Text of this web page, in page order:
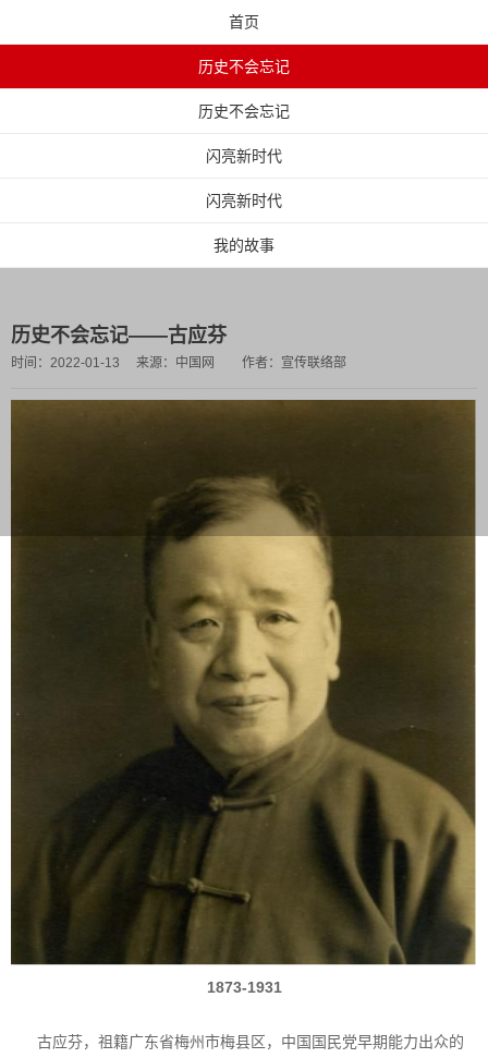
首页
历史不会忘记
历史不会忘记
闪亮新时代
闪亮新时代
我的故事
历史不会忘记——古应芬
时间： 2022-01-13 来源： 中国网 作者： 宣传联络部
1873-1931
古应芬，祖籍广东省梅州市梅县区，中国国民党早期能力出众的